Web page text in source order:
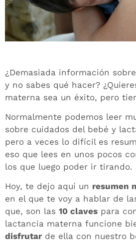
¿Demasiada información
y no sabes qué hacer?
materna sea un éxito, pero
Normalmente podemos leer
sobre cuidados del bebé y
pero a veces lo difícil es
eso que lees en unos pocos
los que luego poder ir tirando.
Hoy, te dejo aquí un resumen
en el que te voy a hablar de
que, son las 10 claves para
lactancia materna funcione
disfrutar de ella con nuestro